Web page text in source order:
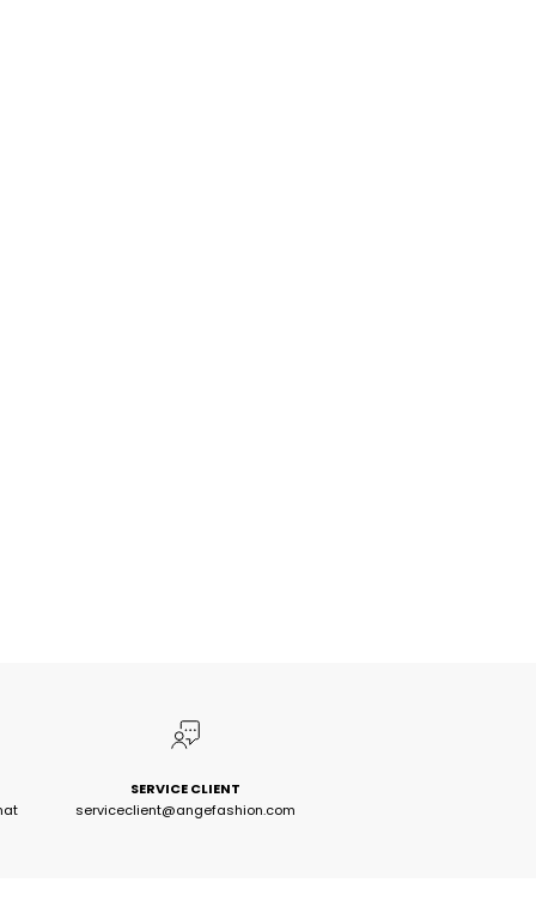
SERVICE CLIENT
serviceclient@angefashion.com